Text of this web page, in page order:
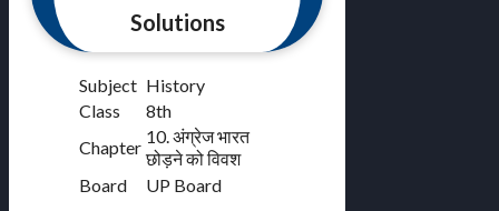
Solutions
Subject History
Class
8th
Chapter
10. अंग्रेज भारत
छोड़ने को विवश
Board
UP Board